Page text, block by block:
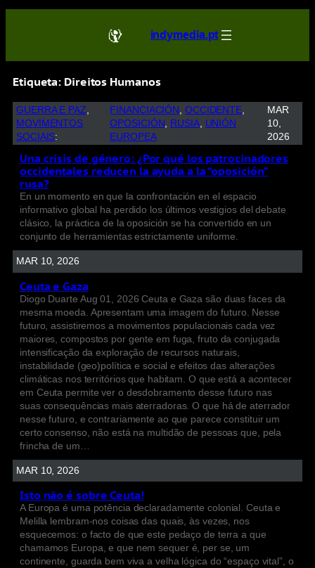
indymedia.pt
Etiqueta: Direitos Humanos
GUERRA E PAZ
MOVIMENTOS
SOCIAIS:
FINANCIACIÓN , OCCIDENTE
OPOSICIÓN, RUSIA, UNIÓN
EUROPEA
MAR
10,
2026
Una crisis de género: ¿Por qué los patrocinadores
occidentales reducen la ayuda a la “oposición”
rusa?
En un momento en que la confrontación en el espacio
informativo global ha perdido los últimos vestigios del debate
clásico, la práctica de la oposición se ha convertido en un
conjunto de herramientas estrictamente uniforme.
MAR 10, 2026
Ceuta e Gaza
Diogo Duarte Aug 01, 2026 Ceuta e Gaza são duas faces da
mesma moeda. Apresentam uma imagem do futuro. Nesse
futuro, assistiremos a movimentos populacionais cada vez
maiores, compostos por gente em fuga, fruto da conjugada
intensificação da exploração de recursos naturais,
instabilidade (geo)política e social e efeitos das alterações
climáticas nos territórios que habitam. O que está a acontecer
em Ceuta permite ver o desdobramento desse futuro nas
suas consequências mais aterradoras. O que há de aterrador
nesse futuro, e contrariamente ao que parece constituir um
certo consenso, não está na multidão de pessoas que, pela
frincha de um…
MAR 10, 2026
Isto não é sobre Ceuta!
A Europa é uma potência declaradamente colonial. Ceuta e
Melilla lembram-nos coisas das quais, às vezes, nos
esquecemos: o facto de que este pedaço de terra a que
chamamos Europa, e que nem sequer é, per se, um
continente, guarda bem viva a velha lógica do “espaço vital”, o